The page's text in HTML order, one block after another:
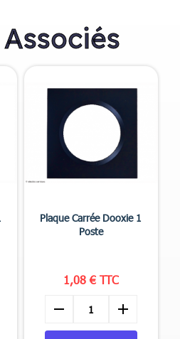
Aperçu rapide
Plaque Carrée Dooxie 1
Poste
1,08 € TTC
remove add